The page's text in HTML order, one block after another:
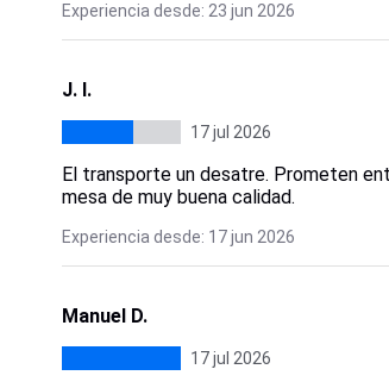
Experiencia desde: 23 jun 2026
J. I.
17 jul 2026
El transporte un desatre. Prometen
mesa de muy buena calidad.
Experiencia desde: 17 jun 2026
Manuel D.
17 jul 2026